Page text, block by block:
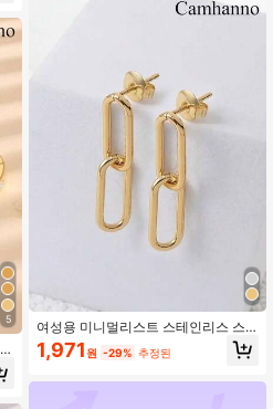
5
여성용 미니멀리스트 스테인리스 스
틸 체인 귀걸이 1쌍, 일상 장식
1,971 원 -29% 추정된